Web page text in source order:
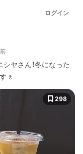
ログイン
ヤさん！冬になった
🚶
298